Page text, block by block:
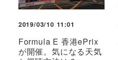
2019/03/10 11:01
Formula E 香港ePrix
が開催。気になる天気